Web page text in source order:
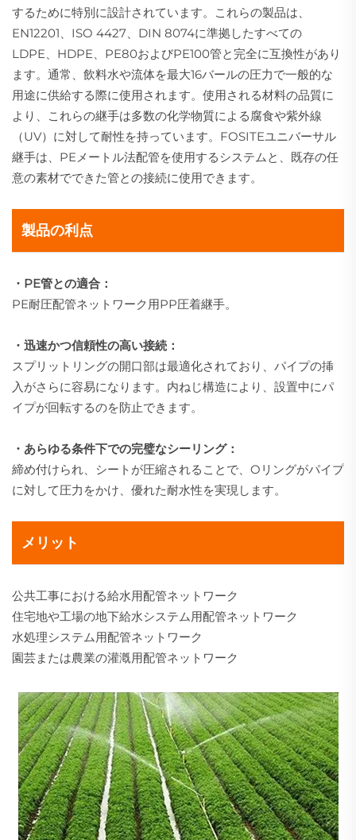
するために特別に設計されています。これらの製品は、
EN12201、ISO 4427、DIN 8074に準拠したすべての
LDPE、HDPE、PE80およびPE100管と完全に互換性があり
ます。通常、飲料水や流体を最大16バールの圧力で一般的な
用途に供給する際に使用されます。使用される材料の品質に
より、これらの継手は多数の化学物質による腐食や紫外線
（UV）に対して耐性を持っています。FOSITEユニバーサル
継手は、PEメートル法配管を使用するシステムと、既存の任
意の素材でできた管との接続に使用できます。
製品の利点
・PE管との適合：
PE耐圧配管ネットワーク用PP圧着継手。
・迅速かつ信頼性の高い接続：
スプリットリングの開口部は最適化されており、パイプの挿
入がさらに容易になります。内ねじ構造により、設置中にパ
イプが回転するのを防止できます。
・あらゆる条件下での完璧なシーリング：
締め付けられ、シートが圧縮されることで、Oリングがパイプ
に対して圧力をかけ、優れた耐水性を実現します。
メリット
公共工事における給水用配管ネットワーク
住宅地や工場の地下給水システム用配管ネットワーク
水処理システム用配管ネットワーク
園芸または農業の灌漑用配管ネットワーク